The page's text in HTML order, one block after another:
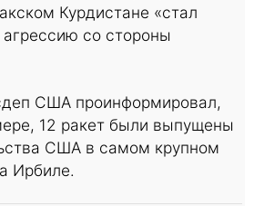
Курдистане «стал
со стороны
США проинформировал,
12 ракет были выпущены
США в самом крупном
Ирбиле.